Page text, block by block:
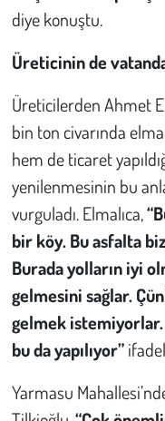
diye konuştu.
Üreticinin de
Üreticilerden Ahmet
bin ton civarında
hem de ticaret
yenilenmesinin bu
vurguladı. Elmalıca,
bir köy. Bu asfalta
Burada yolların iyi
gelmesini sağlar.
gelmek istemiyorlar.
bu da yapılıyor”
Yarmasu